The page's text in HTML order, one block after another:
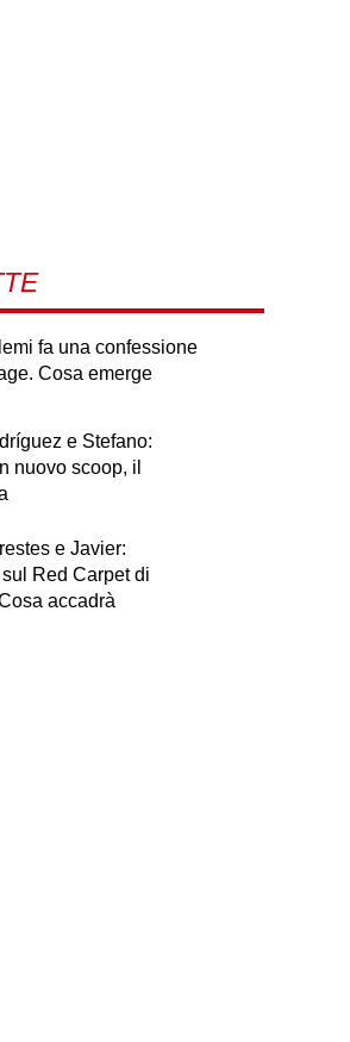
fa una confessione
Cosa emerge
e Stefano:
nuovo scoop, il
e Javier:
Red Carpet di
accadrà